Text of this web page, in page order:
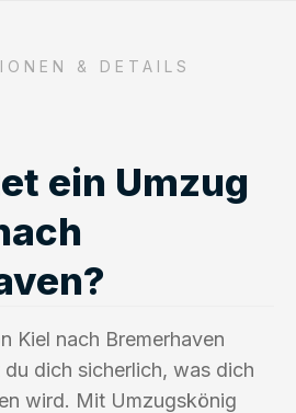
& DETAILS
ein Umzug
Kiel nach Bremerhaven
dich sicherlich, was dich
wird. Mit Umzugskönig